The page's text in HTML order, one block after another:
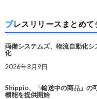
プレスリリースまとめ
両備システムズ、物流自動化
化
2026年8月9日
Shippio、「輸送中の商品」の
機能を提供開始